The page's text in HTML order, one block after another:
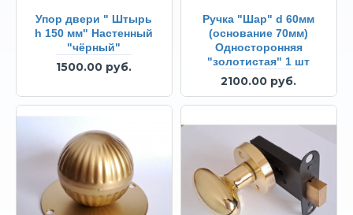
Упор двери " Штырь
h 150 мм" Настенный
"чёрный"
1500.00 руб.
Ручка "Шар" d 60мм
(основание 70мм)
Односторонняя
"золотистая" 1 шт
2100.00 руб.